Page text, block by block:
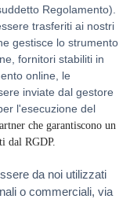
Regolamento).
trasferiti ai nostri
gestisce lo strumento
fornitori stabiliti in
online, le
inviate dal gestore
l'esecuzione del
che garantiscono un
dal RGDP.
da noi utilizzati
o commerciali, via